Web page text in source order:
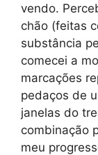
vendo.
chão (feitas
substância
comecei a
marcações
pedaços de
janelas do
combinação
meu